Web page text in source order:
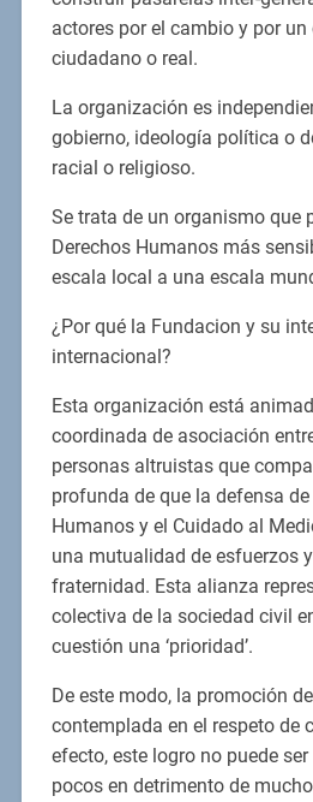
actores por el cambio y por
ciudadano o real.
La organización es
gobierno, ideología política o
racial o religioso.
Se trata de un organismo que
Derechos Humanos más
escala local a una escala
¿Por qué la Fundacion y su
internacional?
Esta organización está
coordinada de asociación
personas altruistas que
profunda de que la defensa
Humanos y el Cuidado al
una mutualidad de esfuerzos
fraternidad. Esta alianza
colectiva de la sociedad civil
cuestión una ‘prioridad’.
De este modo, la promoción de
contemplada en el respeto de
efecto, este logro no puede
pocos en detrimento de